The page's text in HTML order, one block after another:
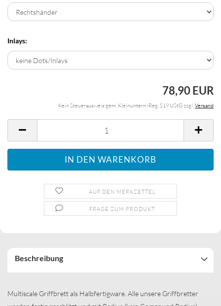
Inlays:
78,90 EUR
Kein Steuerausweis gem. Kleinuntern.-Reg. §19 UStG zzgl. Versand
AUF DEN MERKZETTEL
FRAGE ZUM PRODUKT
Beschreibung
Multiscale Griffbrett als Halbfertigware. Alle unsere Griffbretter